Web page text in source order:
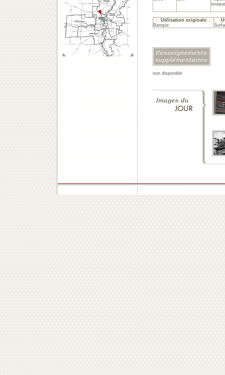
Utilisation originale
Banque
non disponible